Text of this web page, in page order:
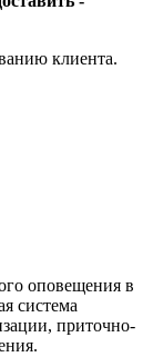
клиента.
оповещения в
система
приточно-